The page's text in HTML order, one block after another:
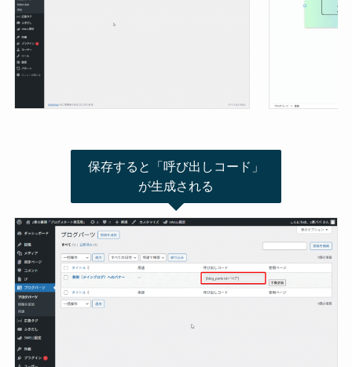
保存すると「呼び出しコード」
が生成される